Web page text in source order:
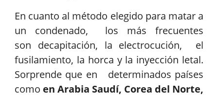
En cuanto al método elegido para matar a
un condenado, los más frecuentes
son decapitación, la electrocución, el
fusilamiento, la horca y la inyección letal.
Sorprende que en determinados países
como en Arabia Saudí, Corea del Norte,